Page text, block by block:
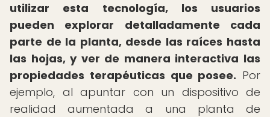
utilizar esta tecnología, los usuarios
pueden explorar detalladamente cada
parte de la planta, desde las raíces hasta
las hojas, y ver de manera interactiva las
propiedades terapéuticas que posee. Por
ejemplo, al apuntar con un dispositivo de
realidad aumentada a una planta de